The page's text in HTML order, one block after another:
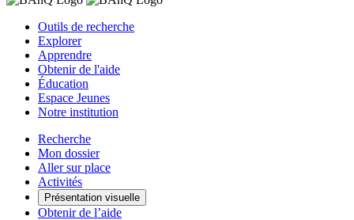
Outils de recherche
Explorer
Apprendre
Obtenir de l'aide
Éducation
Espace Jeunes
Notre institution
Recherche
Mon dossier
Aller sur place
Activités
Présentation visuelle
Obtenir de l’aide